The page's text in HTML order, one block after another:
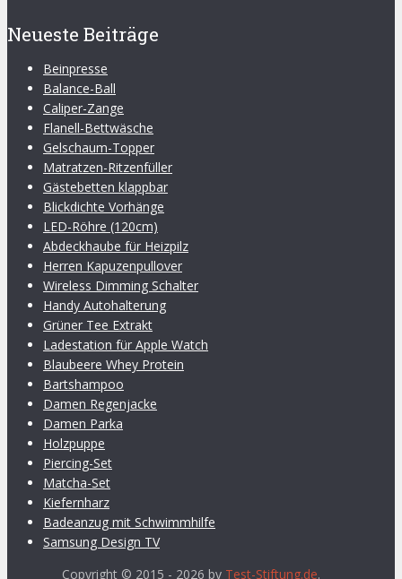
Neueste Beiträge
Beinpresse
Balance-Ball
Caliper-Zange
Flanell-Bettwäsche
Gelschaum-Topper
Matratzen-Ritzenfüller
Gästebetten klappbar
Blickdichte Vorhänge
LED-Röhre (120cm)
Abdeckhaube für Heizpilz
Herren Kapuzenpullover
Wireless Dimming Schalter
Handy Autohalterung
Grüner Tee Extrakt
Ladestation für Apple Watch
Blaubeere Whey Protein
Bartshampoo
Damen Regenjacke
Damen Parka
Holzpuppe
Piercing-Set
Matcha-Set
Kiefernharz
Badeanzug mit Schwimmhilfe
Samsung Design TV
Copyright © 2015 - 2026 by Test-Stiftung.de.